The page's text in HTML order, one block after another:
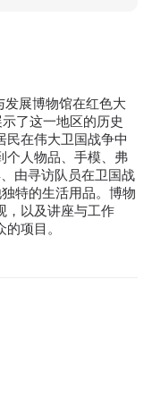
展博物馆在红色大
了这一地区的历史
民在伟大卫国战争中
个人物品、手模、弗
由寻访队员在卫国战
特的生活用品。博物
，以及讲座与工作
项目。